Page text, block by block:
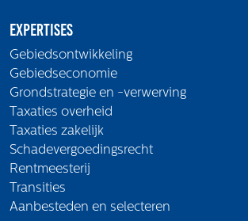
Expertises
Gebiedsontwikkeling
Gebiedseconomie
Grondstrategie en -verwerving
Taxaties overheid
Taxaties zakelijk
Schadevergoedingsrecht
Rentmeesterij
Transities
Aanbesteden en selecteren